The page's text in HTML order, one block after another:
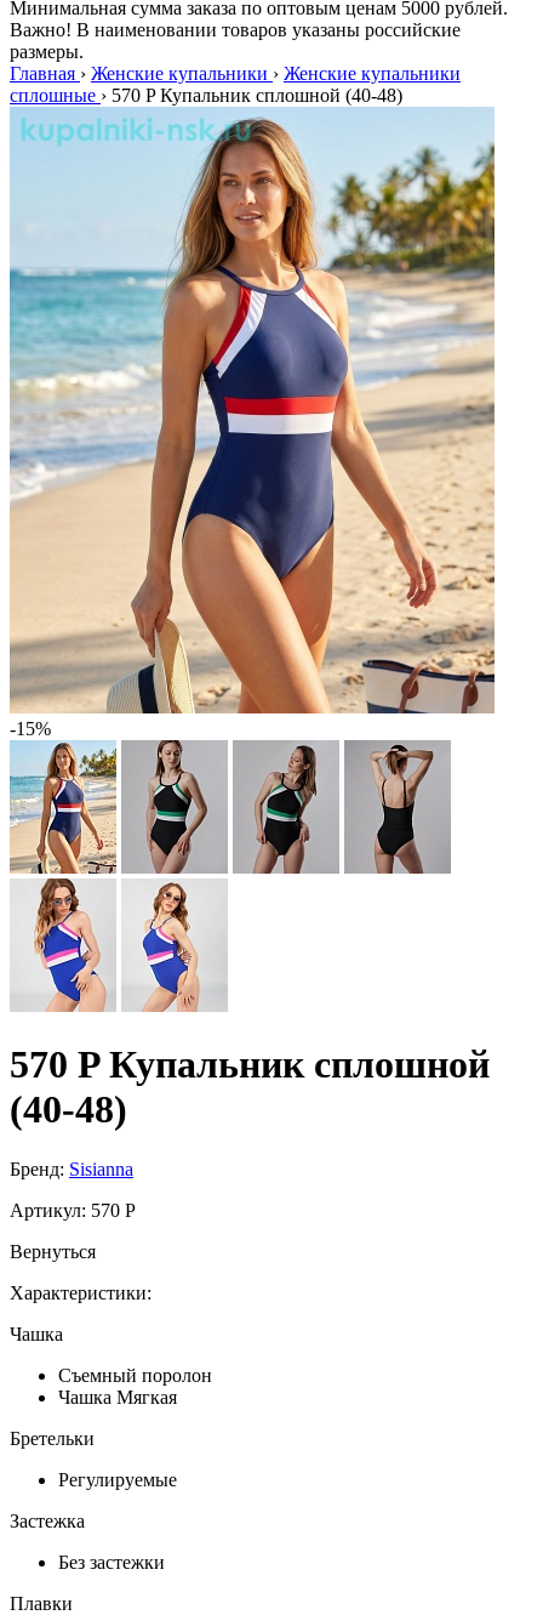
Минимальная сумма заказа по оптовым ценам 5000 рублей.
Важно! В наименовании товаров указаны российские
размеры.
Главная › Женские купальники › Женские купальники
сплошные › 570 P Купальник сплошной (40-48)
-15%
570 P Купальник сплошной
(40-48)
Бренд: Sisianna
Артикул: 570 P
Вернуться
Характеристики:
Чашка
Съемный поролон
Чашка Мягкая
Бретельки
Регулируемые
Застежка
Без застежки
Плавки